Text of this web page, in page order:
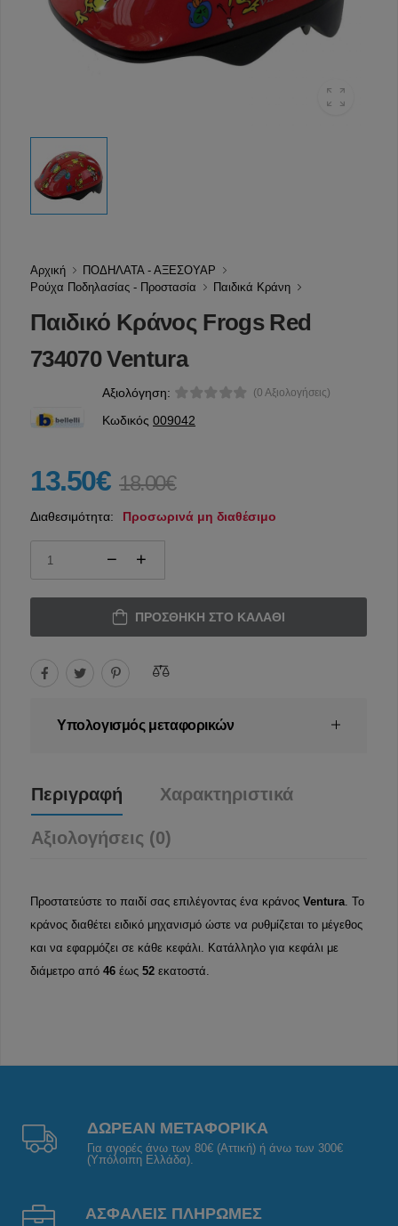
Αρχική
ΠΟΔΗΛΑΤΑ - ΑΞΕΣΟΥΑΡ
Ρούχα Ποδηλασίας - Προστασία
Παιδικά Κράνη
Παιδικό Κράνος Frogs Red
734070 Ventura
Αξιολόγηση: (0 Αξιολογήσεις)
Κωδικός 009042
13.50€ 18.00€
Διαθεσιμότητα: Προσωρινά μη διαθέσιμο
ΠΡΟΣΘΉΚΗ ΣΤΟ ΚΑΛΆΘΙ
Υπολογισμός μεταφορικών
Περιγραφή Χαρακτηριστικά
Αξιολογήσεις (0)
Προστατεύστε το παιδί σας επιλέγοντας ένα κράνος Ventura. Το
κράνος διαθέτει ειδικό μηχανισμό ώστε να ρυθμίζεται το μέγεθος
και να εφαρμόζει σε κάθε κεφάλι. Κατάλληλο για κεφάλι με
διάμετρο από 46 έως 52 εκατοστά.
ΔΩΡΕΑΝ ΜΕΤΑΦΟΡΙΚΑ
Για αγορές άνω των 80€ (Αττική) ή άνω των 300€
(Υπόλοιπη Ελλάδα).
ΑΣΦΑΛΕΙΣ ΠΛΗΡΩΜΕΣ